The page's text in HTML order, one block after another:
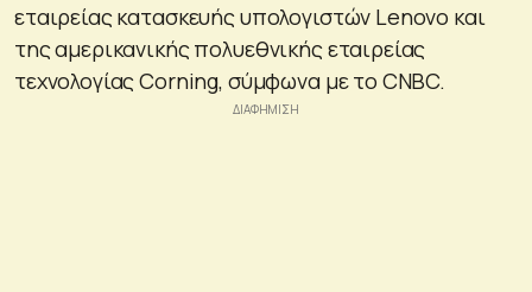
εταιρείας κατασκευής υπολογιστών Lenovo και
της αμερικανικής πολυεθνικής εταιρείας
τεχνολογίας Corning, σύμφωνα με το CNBC.